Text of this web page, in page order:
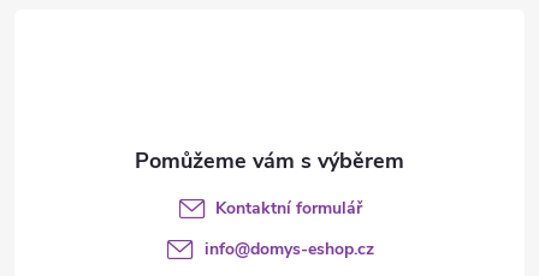
Kontaktní formulář
info@domys-eshop.cz